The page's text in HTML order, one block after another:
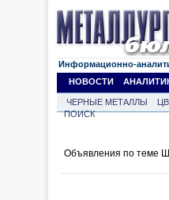
Информационно-
НОВОСТИ
ЧЕРНЫЕ МЕТАЛЛЫ
ПОИСК
Объявления по теме